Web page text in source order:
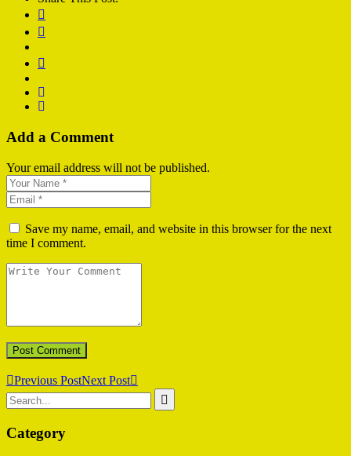
Add a Comment
Your email address will not be published.
Save my name, email, and website in this browser for the next
time I comment.
Previous PostNext Post
Category